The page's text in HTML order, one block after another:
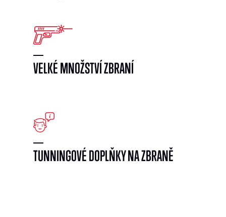
VELKÉ MNOŽSTVÍ ZBRANÍ
TUNNINGOVÉ DOPLŇKY NA ZBRANĚ